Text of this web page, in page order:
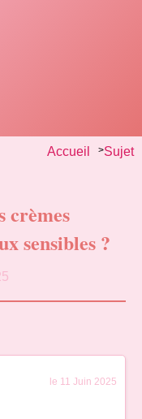
Accueil >Sujet
crèmes
sensibles ?
le 11 Juin 2025